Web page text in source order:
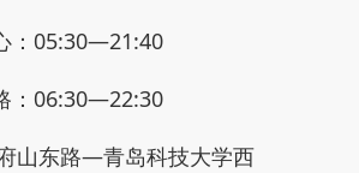
：05:30—21:40
：06:30—22:30
山东路—青岛科技大学西